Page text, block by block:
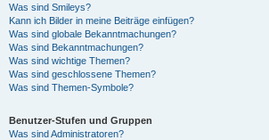
Was sind Smileys?
Kann ich Bilder in meine Beiträge einfügen?
Was sind globale Bekanntmachungen?
Was sind Bekanntmachungen?
Was sind wichtige Themen?
Was sind geschlossene Themen?
Was sind Themen-Symbole?
Benutzer-Stufen und Gruppen
Was sind Administratoren?